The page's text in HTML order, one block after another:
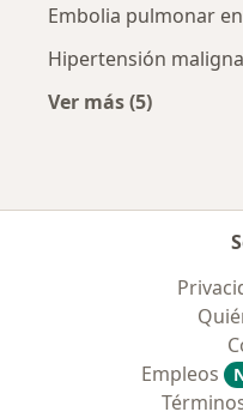
Embolia pulmonar
Hipertensión
Ver más (5)
Empleos